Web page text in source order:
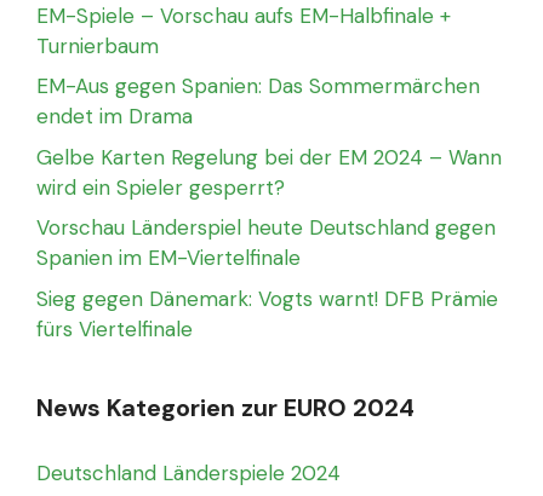
EM-Spiele – Vorschau aufs EM-Halbfinale +
Turnierbaum
EM-Aus gegen Spanien: Das Sommermärchen
endet im Drama
Gelbe Karten Regelung bei der EM 2024 – Wann
wird ein Spieler gesperrt?
Vorschau Länderspiel heute Deutschland gegen
Spanien im EM-Viertelfinale
Sieg gegen Dänemark: Vogts warnt! DFB Prämie
fürs Viertelfinale
News Kategorien zur EURO 2024
Deutschland Länderspiele 2024